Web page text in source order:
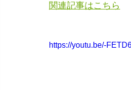
関連記事はこちら
https://youtu.be/-